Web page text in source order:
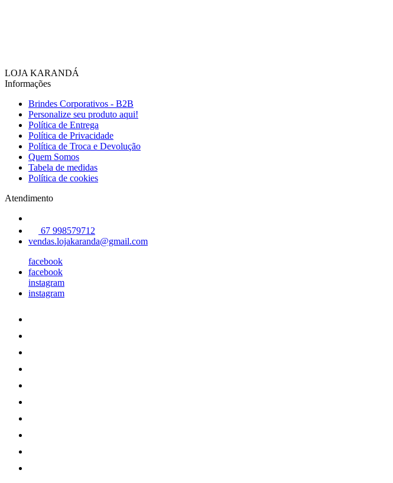
LOJA KARANDÁ
Informações
Brindes Corporativos - B2B
Personalize seu produto aqui!
Política de Entrega
Política de Privacidade
Política de Troca e Devolução
Quem Somos
Tabela de medidas
Política de cookies
Atendimento
67 998579712
vendas.lojakaranda@gmail.com
facebook
facebook
instagram
instagram